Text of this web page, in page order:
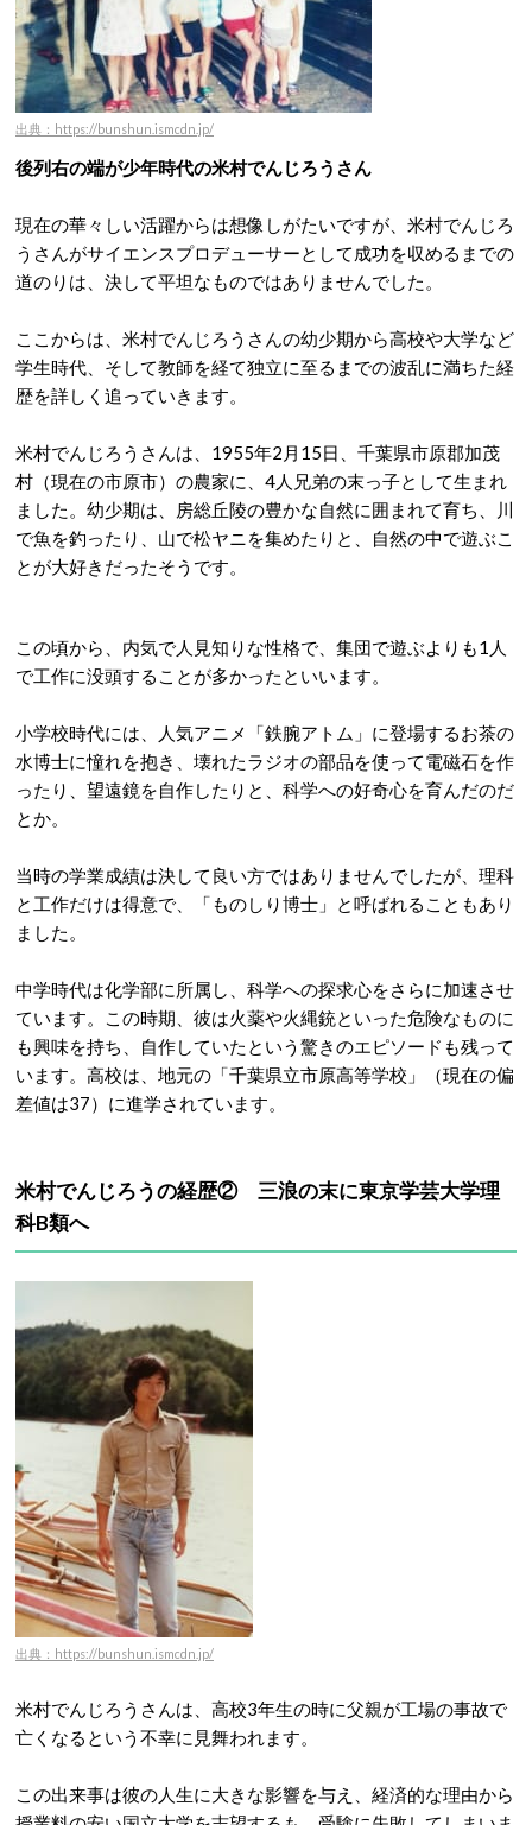
出典：https://bunshun.ismcdn.jp/
後列右の端が少年時代の米村でんじろうさん
現在の華々しい活躍からは想像しがたいですが、米村でんじろ
うさんがサイエンスプロデューサーとして成功を収めるまでの
道のりは、決して平坦なものではありませんでした。
ここからは、米村でんじろうさんの幼少期から高校や大学など
学生時代、そして教師を経て独立に至るまでの波乱に満ちた経
歴を詳しく追っていきます。
米村でんじろうさんは、1955年2月15日、千葉県市原郡加茂
村（現在の市原市）の農家に、4人兄弟の末っ子として生まれ
ました。 幼少期は、房総丘陵の豊かな自然に囲まれて育ち、川
で魚を釣ったり、山で松ヤニを集めたりと、自然の中で遊ぶこ
とが大好きだったそうです。
この頃から、内気で人見知りな性格で、集団で遊ぶよりも1人
で工作に没頭することが多かったといいます。
小学校時代には、人気アニメ「鉄腕アトム」に登場するお茶の
水博士に憧れを抱き、壊れたラジオの部品を使って電磁石を作
ったり、望遠鏡を自作したりと、科学への好奇心を育んだのだ
とか。
当時の学業成績は決して良い方ではありませんでしたが、理科
と工作だけは得意で、「ものしり博士」と呼ばれることもあり
ました。
中学時代は化学部に所属し、科学への探求心をさらに加速させ
ています。
この時期、彼は火薬や火縄銃といった危険なものに
も興味を持ち、自作していたという驚きのエピソードも残って
います。高校は、地元の「千葉県立市原高等学校」（現在の偏
差値は37） に進学されています。
米村でんじろうの経歴② 三浪の末に東京学芸大学理
科B類へ
出典：https://bunshun.ismcdn.jp/
米村でんじろうさんは、高校3年生の時に父親が工場の事故で
亡くなるという不幸に見舞われます。
この出来事は彼の人生に大きな影響を与え、経済的な理由から